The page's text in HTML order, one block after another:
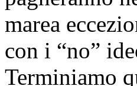
marea
con i “no”
Terminiamo